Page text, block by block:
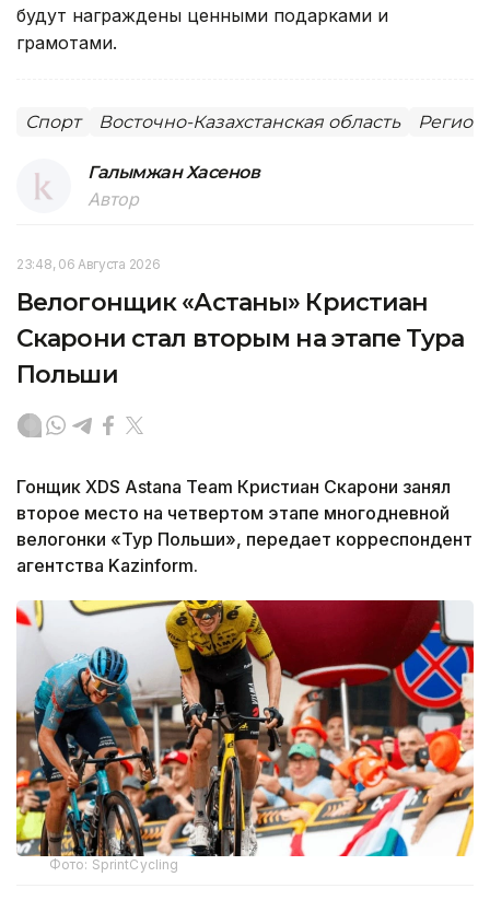
будут награждены ценными подарками и
грамотами.
Спорт Восточно-Казахстанская область
Галымжан Хасенов
Автор
23:48, 06 Августа 2026
Велогонщик «Астаны» Кристиан
Скарони стал вторым на этапе Тура
Польши
Гонщик XDS Astana Team Кристиан Скарони занял
второе место на четвертом этапе многодневной
велогонки «Тур Польши», передает корреспондент
агентства Kazinform.
Фото: SprintCycling